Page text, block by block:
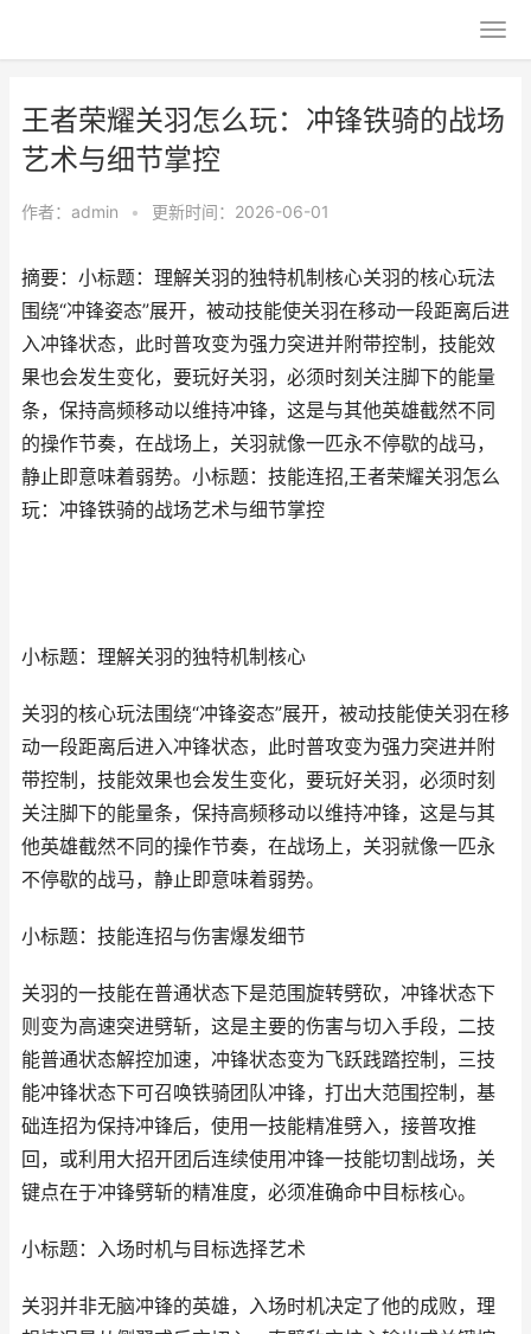
王者荣耀关羽怎么玩：冲锋铁骑的战场
艺术与细节掌控
作者： admin • 更新时间：2026-06-01
摘要：小标题：理解关羽的独特机制核心关羽的核心玩法
围绕“冲锋姿态”展开，被动技能使关羽在移动一段距离后进
入冲锋状态，此时普攻变为强力突进并附带控制，技能效
果也会发生变化，要玩好关羽，必须时刻关注脚下的能量
条，保持高频移动以维持冲锋，这是与其他英雄截然不同
的操作节奏，在战场上，关羽就像一匹永不停歇的战马，
静止即意味着弱势。小标题：技能连招,王者荣耀关羽怎么
玩：冲锋铁骑的战场艺术与细节掌控
小标题：理解关羽的独特机制核心
关羽的核心玩法围绕“冲锋姿态”展开，被动技能使关羽在移
动一段距离后进入冲锋状态，此时普攻变为强力突进并附
带控制，技能效果也会发生变化，要玩好关羽，必须时刻
关注脚下的能量条，保持高频移动以维持冲锋，这是与其
他英雄截然不同的操作节奏，在战场上，关羽就像一匹永
不停歇的战马，静止即意味着弱势。
小标题：技能连招与伤害爆发细节
关羽的一技能在普通状态下是范围旋转劈砍，冲锋状态下
则变为高速突进劈斩，这是主要的伤害与切入手段，二技
能普通状态解控加速，冲锋状态变为飞跃践踏控制，三技
能冲锋状态下可召唤铁骑团队冲锋，打出大范围控制，基
础连招为保持冲锋后，使用一技能精准劈入，接普攻推
回，或利用大招开团后连续使用冲锋一技能切割战场，关
键点在于冲锋劈斩的精准度，必须准确命中目标核心。
小标题：入场时机与目标选择艺术
关羽并非无脑冲锋的英雄，入场时机决定了他的成败，理